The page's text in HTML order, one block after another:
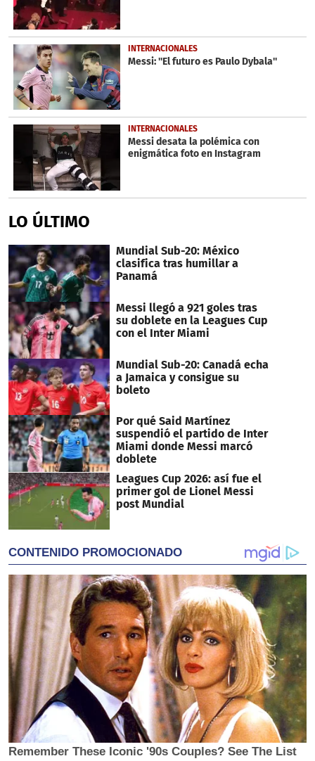
INTERNACIONALES
Messi: ''El futuro es Paulo Dybala''
INTERNACIONALES
Messi desata la polémica con
enigmática foto en Instagram
LO ÚLTIMO
Mundial Sub-20: México
clasifica tras humillar a
Panamá
Messi llegó a 921 goles tras
su doblete en la Leagues Cup
con el Inter Miami
Mundial Sub-20: Canadá echa
a Jamaica y consigue su
boleto
Por qué Said Martínez
suspendió el partido de Inter
Miami donde Messi marcó
doblete
Leagues Cup 2026: así fue el
primer gol de Lionel Messi
post Mundial